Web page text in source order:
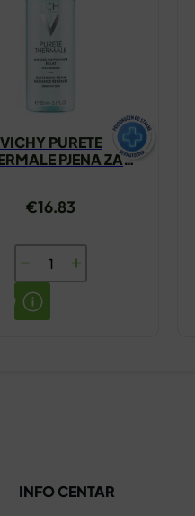
VICHY PURETE
PJENA ZA
€16.83
VICHY
PURETE
THERMALE
INFO CENTAR